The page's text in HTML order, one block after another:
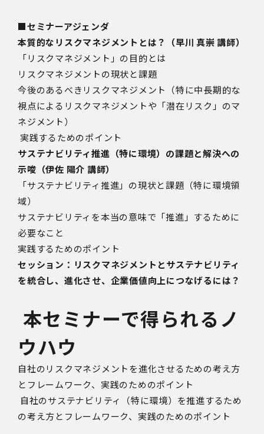
■セミナーアジェンダ
本質的なリスクマネジメントとは？（早川 真崇 講師）
「リスクマネジメント」の目的とは
リスクマネジメントの現状と課題
今後のあるべきリスクマネジメント（特に中長期的な
視点によるリスクマネジメントや「潜在リスク」のマ
ネジメント）
実践するためのポイント
サステナビリティ推進（特に環境）の課題と解決への
示唆（伊佐 陽介 講師）
「サステナビリティ推進」の現状と課題（特に環境領
域）
サステナビリティを本当の意味で「推進」するために
必要なこと
実践するためのポイント
セッション：リスクマネジメントとサステナビリティ
を統合し、進化させ、企業価値向上につなげるには？
本セミナーで得られるノ
ウハウ
自社のリスクマネジメントを進化させるための考え方
とフレームワーク、実践のためのポイント
自社のサステナビリティ（特に環境）を推進するため
の考え方とフレームワーク、実践のためのポイント